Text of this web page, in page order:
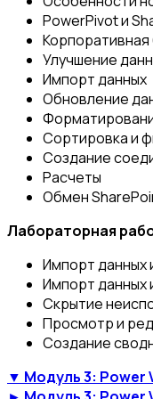
PowerPivot и
Улучшение
Импорт данных
Обновление
Сортировка и
Создание
Расчеты
Обмен
Лабораторная
Импорт данных
Импорт данных
Скрытие
Просмотр и
Создание
▼ Модуль 3: Power